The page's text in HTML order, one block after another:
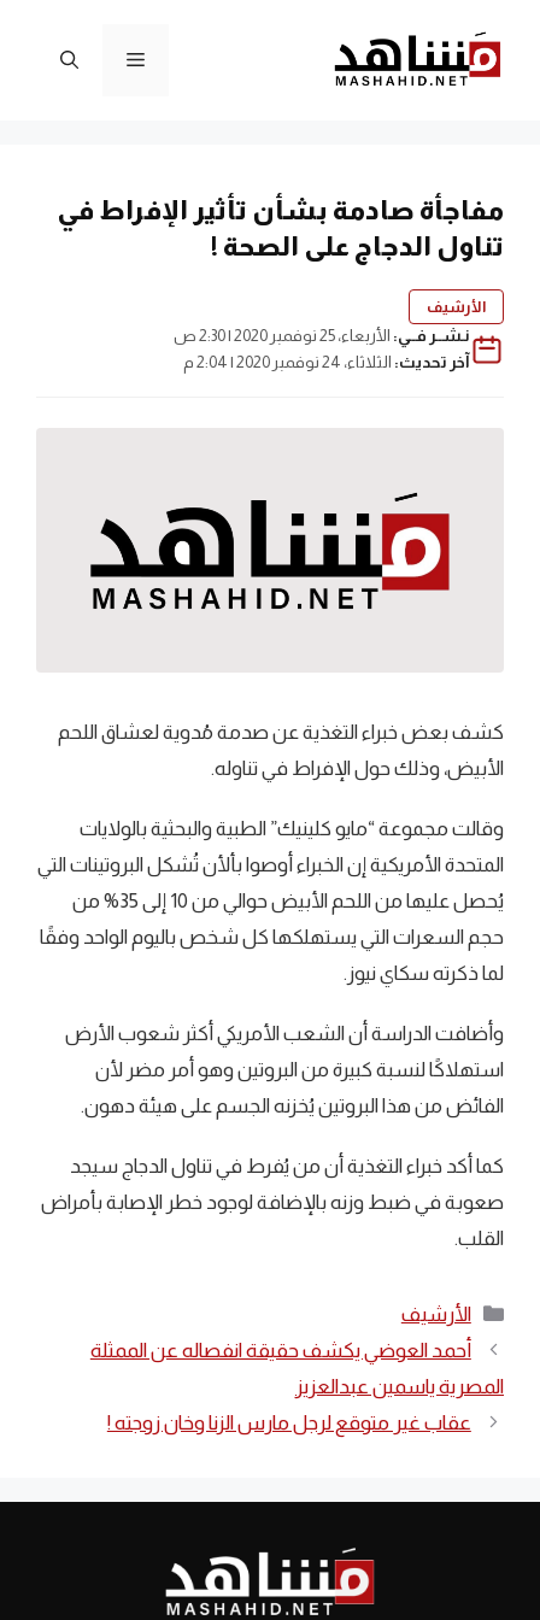
المحتوى
القائمة
مفاجأة صادمة بشأن تأثير الإفراط في
تناول الدجاج على الصحة !
الأرشيف
نـشــر فــي: الأربعاء، 25 نوفمبر 2020 | 2:30 ص
آخر تحديث: الثلاثاء، 24 نوفمبر 2020 | 2:04 م
كشف بعض خبراء التغذية عن صدمة مُدوية لعشاق اللحم
الأبيض، وذلك حول الإفراط في تناوله.
وقالت مجموعة “مايو كلينيك” الطبية والبحثية بالولايات
المتحدة الأمريكية إن الخبراء أوصوا بألأن تُشكل البروتينات التي
يُحصل عليها من اللحم الأبيض حوالي من 10 إلى 35% من
حجم السعرات التي يستهلكها كل شخص باليوم الواحد وفقًا
لما ذكرته سكاي نيوز.
وأضافت الدراسة أن الشعب الأمريكي أكثر شعوب الأرض
استهلاكًا لنسبة كبيرة من البروتين وهو أمر مضر لأن
الفائض من هذا البروتين يُخزنه الجسم على هيئة دهون.
كما أكد خبراء التغذية أن من يُفرط في تناول الدجاج سيجد
صعوبة في ضبط وزنه بالإضافة لوجود خطر الإصابة بأمراض
القلب.
التصنيفات
الأرشيف
أحمد العوضي يكشف حقيقة انفصاله عن الممثلة
المصرية ياسمين عبدالعزيز
عقاب غير متوقع لرجل مارس الزنا وخان زوجته !